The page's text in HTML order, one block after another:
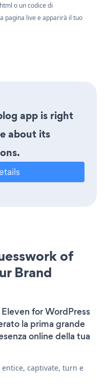
o un codice di
pagina live e apparirà il tuo
app is right
about its
of
Brand
for WordPress
la prima grande
online della tua
captivate, turn e